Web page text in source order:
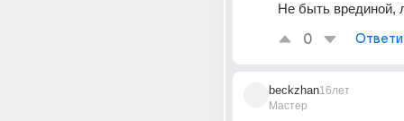
Не быть врединой,
0
beckzhan
Мастер
16лет